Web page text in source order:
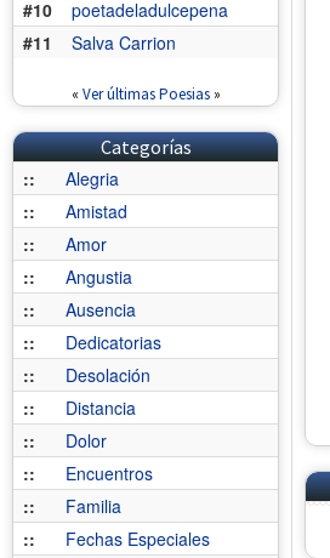
#10
poetadeladulcepena
#11
Salva Carrion
« Ver últimas Poesias»
Categorías
::
Alegria
::
Amistad
::
Amor
::
Angustia
::
Ausencia
::
Dedicatorias
::
Desolación
::
Distancia
::
Dolor
::
Encuentros
::
Familia
::
Fechas Especiales